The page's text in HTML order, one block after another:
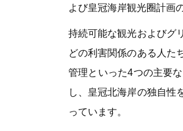
よび皇冠海岸観光圈計画
持続可能な観光およびグ
どの利害関係のある人た
管理といった4つの主要
し、皇冠北海岸の独自性
っています。